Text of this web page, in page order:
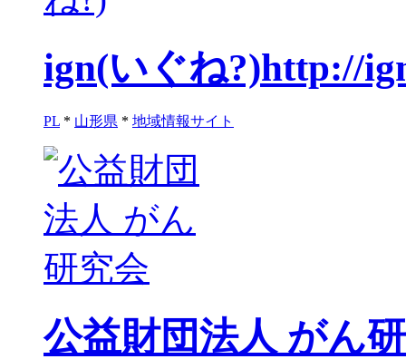
ign(いぐね?)http://
PL * 山形県 * 地域情報サイト
公益財団法人 がん